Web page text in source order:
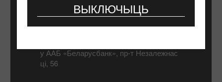
ВЫКЛЮЧЫЦЬ
Банкаўскія рэквізіты
у ААБ «Беларусбанк», пр-т Незалежнас
ці, 56